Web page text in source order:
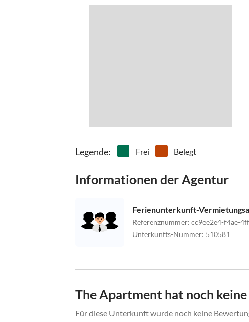
Legende: Frei Belegt
Informationen der Agentur
Ferienunterkunft-
Referenznummer: cc9ee2e4-f4ae-
Unterkunfts-Nummer: 510581
The Apartment hat noch
Für diese Unterkunft wurde noch keine